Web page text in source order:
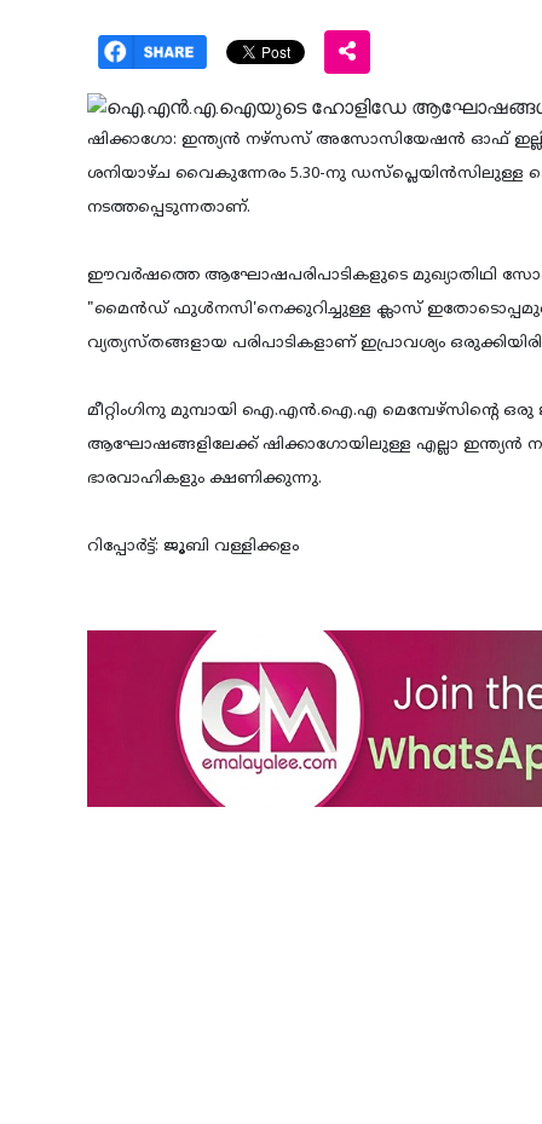
ഷിക്കാഗോ: ഇന്ത്യന്‍ നഴ്‌സസ് അസോസിയേഷന്‍ ഓഫ്
ശനിയാഴ്ച വൈകുന്നേരം 5.30-നു ഡസ്‌പ്ലെയിന്‍സിലുള്ള
നടത്തപ്പെടുന്നതാണ്.
ഈവര്‍ഷത്തെ ആഘോഷപരിപാടികളുടെ മുഖ്യാതിഥി
"മൈന്‍ഡ് ഫുള്‍നസി'നെക്കുറിച്ചുള്ള ക്ലാസ്
വ്യത്യസ്തങ്ങളായ പരിപാടികളാണ് ഇപ്രാവശ്യം
മീറ്റിംഗിനു മുമ്പായി ഐ.എന്‍.ഐ.എ മെമ്പേഴ്‌സിന്റെ ഒരു
ആഘോഷങ്ങളിലേക്ക് ഷിക്കാഗോയിലുള്ള എല്ലാ
ഭാരവാഹികളും ക്ഷണിക്കുന്നു.
റിപ്പോര്‍ട്ട്: ജൂബി വള്ളിക്കളം